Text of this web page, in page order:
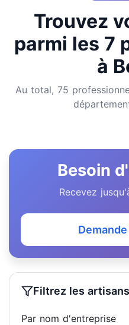
Trouvez
parmi les 7
à
Au total, 75
Besoin
Recevez
Filtrez les artisans
Par nom d'entreprise